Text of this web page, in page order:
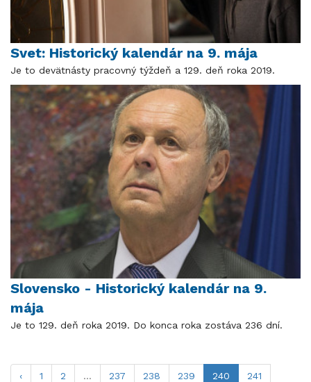
Svet: Historický kalendár na 9. mája
Je to devätnásty pracovný týždeň a 129. deň roka 2019.
Slovensko - Historický kalendár na 9.
mája
Je to 129. deň roka 2019. Do konca roka zostáva 236 dní.
‹ 1 2 ... 237 238 239 240 241